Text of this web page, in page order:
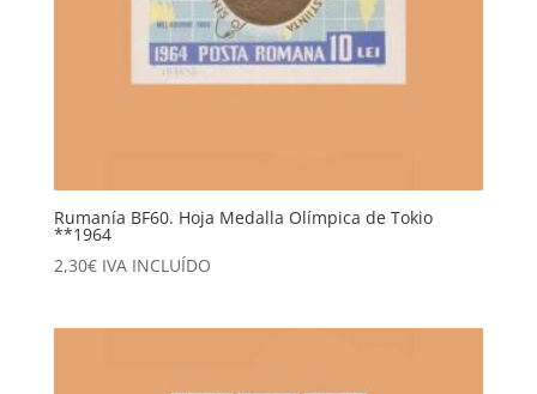
Rumanía BF60. Hoja Medalla Olímpica de Tokio
**1964
2,30€ IVA INCLUÍDO